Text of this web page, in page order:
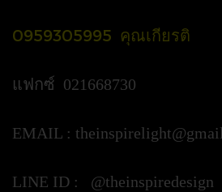
0959305995 คุณเกียรติ
แฟกซ์ 021668730
EMAIL :
LINE ID : @theinspiredesign